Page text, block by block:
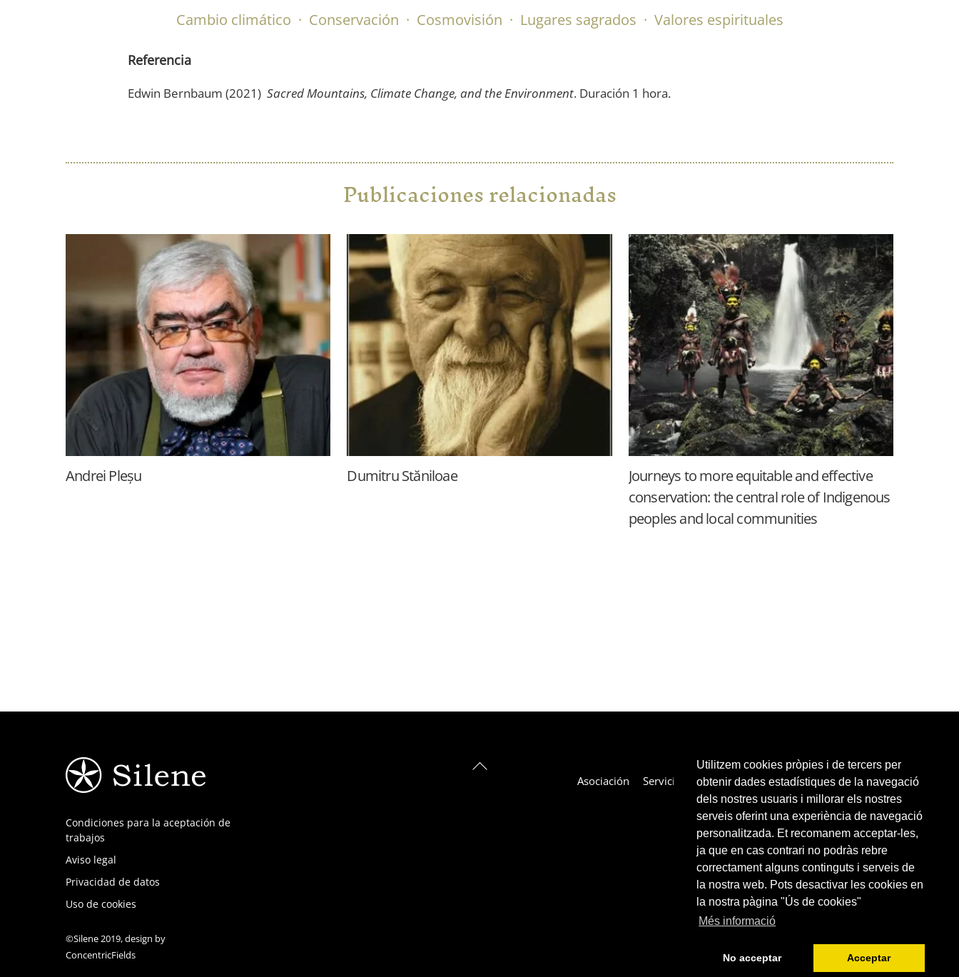
Utilitzem cookies pròpies i de tercers per
obtenir dades estadístiques de la navegació
dels nostres usuaris i millorar els nostres
serveis oferint una experiència de navegació
personalitzada. Et recomanem acceptar-les,
ja que en cas contrari no podràs rebre
correctament alguns continguts i serveis de
la nostra web. Pots desactivar les cookies en
la nostra pàgina "Ús de cookies"
Més informació
No acceptar Acceptar
Cambio climático · Conservación · Cosmovisión · Lugares sagrados · Valores espirituales
Referencia
Edwin Bernbaum (2021) Sacred Mountains, Climate Change, and the Environment. Duración 1 hora.
Publicaciones relacionadas
Andrei Pleșu Dumitru Stăniloae
Journeys to more equitable and effective
conservation: the central role of Indigenous
peoples and local communities
Back
Condiciones para la aceptación de
trabajos
Aviso legal
Privacidad de datos
Uso de cookies
©Silene 2019, design by
ConcentricFields
Asociación Servicios Colaboradores Enlaces Contactar